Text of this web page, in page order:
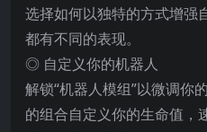
选择如何以独特的方式增强
都有不同的表现。
◎ 自定义你的机器人
解锁“机器人模组”以微调你
的组合自定义你的生命值，